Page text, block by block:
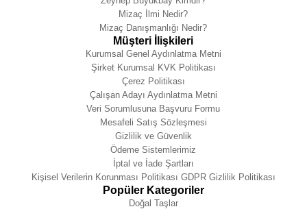
Mizaç İlmi Nedir?
Mizaç Danışmanlığı Nedir?
Müşteri İlişkileri
Kurumsal Genel Aydınlatma Metni
Şirket Kurumsal KVK Politikası
Çerez Politikası
Çalışan Adayı Aydınlatma Metni
Veri Sorumlusuna Başvuru Formu
Mesafeli Satış Sözleşmesi
Gizlilik ve Güvenlik
Ödeme Sistemlerimiz
İptal ve İade Şartları
Kişisel Verilerin Korunması Politikası GDPR Gizlilik Politikası
Popüler Kategoriler
Doğal Taşlar